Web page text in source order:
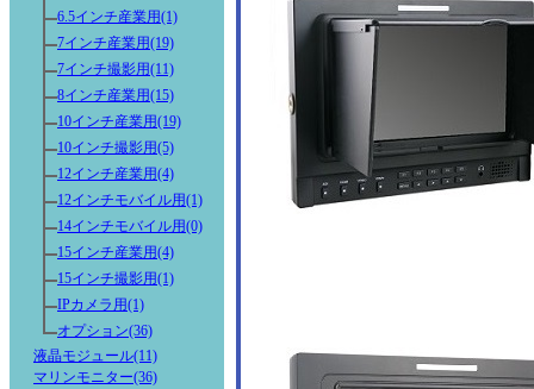
6.5インチ産業用(1)
7インチ産業用(19)
7インチ撮影用(11)
8インチ産業用(15)
10インチ産業用(19)
10インチ撮影用(5)
12インチ産業用(4)
12インチモバイル用(1)
14インチモバイル用(0)
15インチ産業用(4)
15インチ撮影用(1)
IPカメラ用(1)
オプション(36)
液晶モジュール(11)
マリンモニター(36)